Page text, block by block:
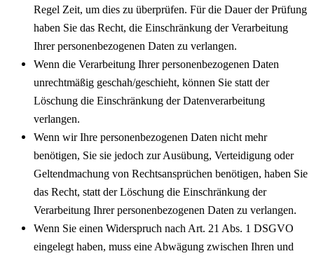
Regel Zeit, um dies zu überprüfen. Für die Dauer der Prüfung
haben Sie das Recht, die Einschränkung der Verarbeitung
Ihrer personenbezogenen Daten zu verlangen.
Wenn die Verarbeitung Ihrer personenbezogenen Daten
unrechtmäßig geschah/geschieht, können Sie statt der
Löschung die Einschränkung der Datenverarbeitung
verlangen.
Wenn wir Ihre personenbezogenen Daten nicht mehr
benötigen, Sie sie jedoch zur Ausübung, Verteidigung oder
Geltendmachung von Rechtsansprüchen benötigen, haben Sie
das Recht, statt der Löschung die Einschränkung der
Verarbeitung Ihrer personenbezogenen Daten zu verlangen.
Wenn Sie einen Widerspruch nach Art. 21 Abs. 1 DSGVO
eingelegt haben, muss eine Abwägung zwischen Ihren und